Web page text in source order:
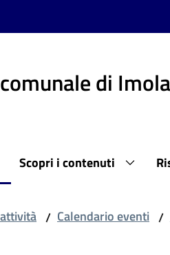
di Imola
Scopri i contenuti
/ Calendario eventi /